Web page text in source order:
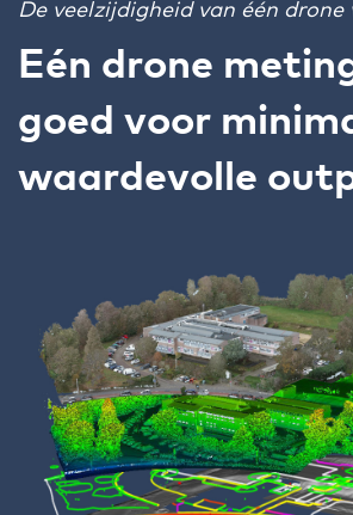
De veelzijdigheid van één drone
Eén drone
goed voor
waardevolle